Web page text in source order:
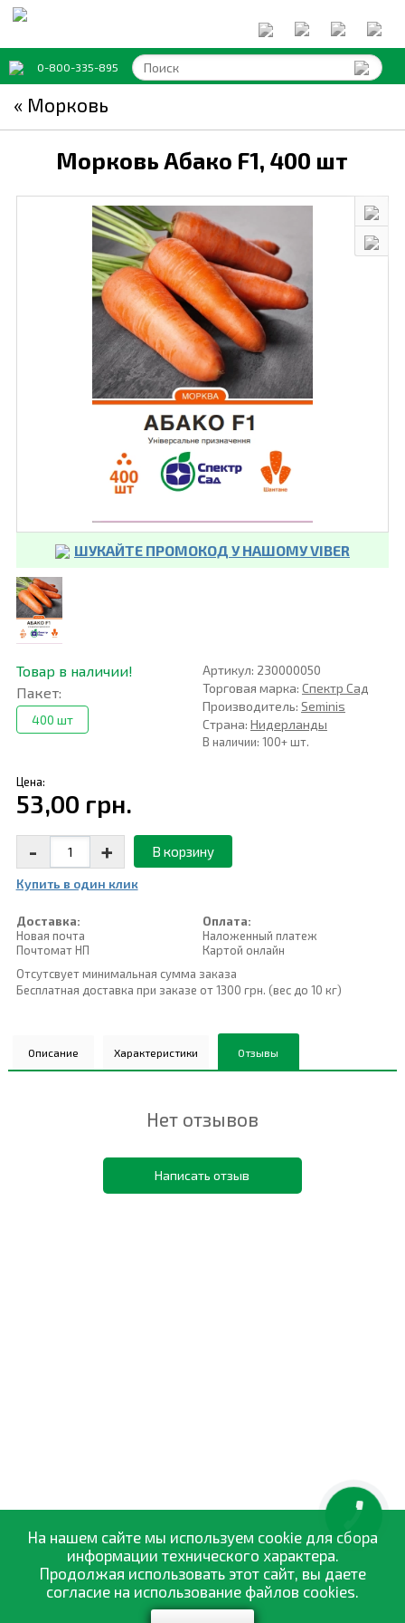
0-800-335-895
« Морковь
Морковь Абако F1, 400 шт
ШУКАЙТЕ ПРОМОКОД У НАШОМУ VIBER
Товар в наличии!
Пакет:
400 шт
Артикул: 230000050
Торговая марка: Спектр Сад
Производитель: Seminis
Страна: Нидерланды
В наличии: 100+ шт.
Цена:
53,00 грн.
- + В корзину
Купить в один клик
Доставка:
Новая почта
Почтомат НП
Оплата:
Наложенный платеж
Картой онлайн
Отсутсвует минимальная сумма заказа
Бесплатная доставка при заказе от 1300 грн. (вес до 10 кг)
Описание Характеристики Отзывы
Нет отзывов
Написать отзыв
На нашем сайте мы используем cookie для сбора
информации технического характера.
Продолжая использовать этот сайт, вы даете
согласие на использование файлов cookies.